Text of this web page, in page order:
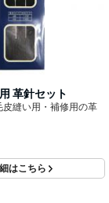
革針セット
皮縫い用・補修用の革
はこちら